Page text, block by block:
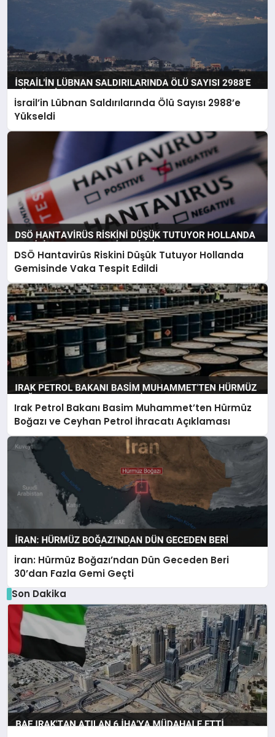
İsrail’in Lübnan Saldırılarında Ölü Sayısı 2988’e
Yükseldi
DSÖ Hantavirüs Riskini Düşük Tutuyor Hollanda
Gemisinde Vaka Tespit Edildi
Irak Petrol Bakanı Basim Muhammet’ten Hürmüz
Boğazı ve Ceyhan Petrol İhracatı Açıklaması
İran: Hürmüz Boğazı’ndan Dün Geceden Beri
30’dan Fazla Gemi Geçti
Son Dakika